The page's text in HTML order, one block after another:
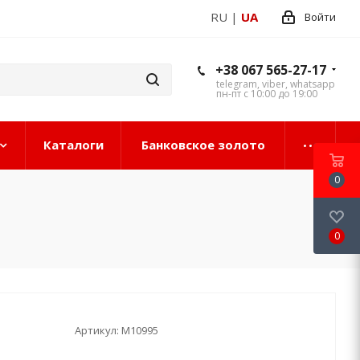
Войти
RU | UA
+38 067 565-27-17
telegram, viber, whatsapp
пн-пт с 10:00 до 19:00
Каталоги Банковское золото
Артикул: М10995
0
0